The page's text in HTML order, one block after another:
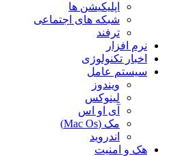
اپلیکیشن ها
شبکه های اجتماعی
ترفند
نرم افزار
اخبار تکنولوژی
سیستم عامل
ویندوز
لینوکس
آی او اس
مک (Mac Os)
اندروید
هک و امنیت